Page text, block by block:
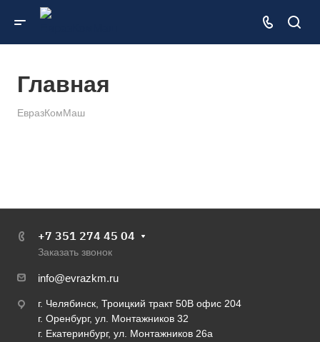
Главная
ЕвразКомМаш
+7 351 274 45 04
Заказать звонок
info@evrazkm.ru
г. Челябинск, Троицкий тракт 50В офис 204
г. Оренбург, ул. Монтажников 32
г. Екатеринбург, ул. Монтажников 26а